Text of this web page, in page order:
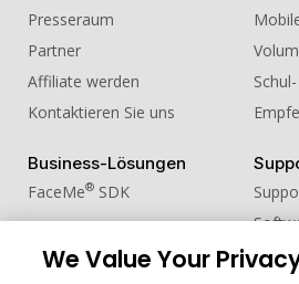
Presseraum
Partner
Affiliate werden
Kontaktieren Sie uns
Business-Lösungen
FaceMe® SDK
We Value Your